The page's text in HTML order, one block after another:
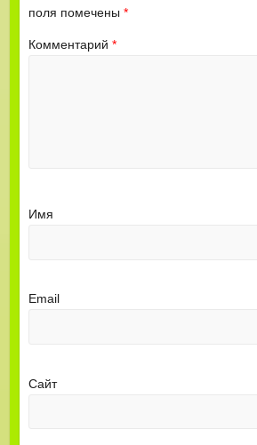
поля помечены *
Комментарий *
Имя
Email
Сайт